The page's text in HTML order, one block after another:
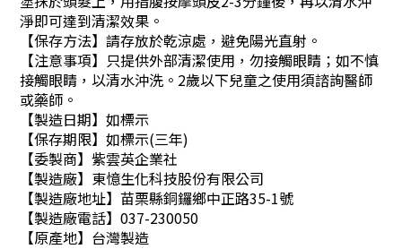
淨即可達到清潔效果。
【保存方法】請存放於乾涼處，避免陽光直射。
【注意事項】只提供外部清潔使用，勿接觸眼睛；如不慎
接觸眼睛，以清水沖洗。2歲以下兒童之使用須諮詢醫師
或藥師。
【製造日期】如標示
【保存期限】如標示(三年)
【委製商】紫雲英企業社
【製造廠】東憶生化科技股份有限公司
【製造廠地址】苗栗縣銅鑼鄉中正路35-1號
【製造廠電話】037-230050
【原產地】台灣製造